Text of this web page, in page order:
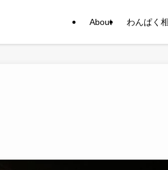
About わんぱく